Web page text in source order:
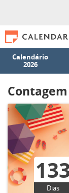
Calendário
2026
Dias